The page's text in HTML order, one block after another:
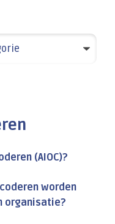
(AIOC)?
worden
organisatie?